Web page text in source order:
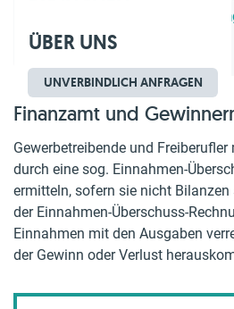
ÜBER UNS
UNVERBINDLICH ANFRAGEN
Steuerliche
3. Formular EÜR
Finanzamt und
Gewerbetreibende und
durch eine sog. Einnahmen-
ermitteln, sofern sie nicht
der Einnahmen-Überschuss-
Einnahmen mit den Ausgaben
der Gewinn oder Verlust